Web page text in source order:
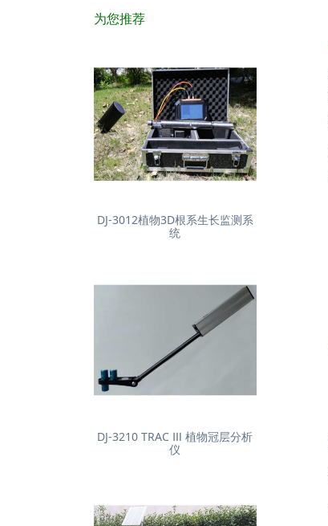
为您推荐
DJ-3012植物3D根系生长监测系
统
DJ-3210 TRAC Ⅲ 植物冠层分析
仪